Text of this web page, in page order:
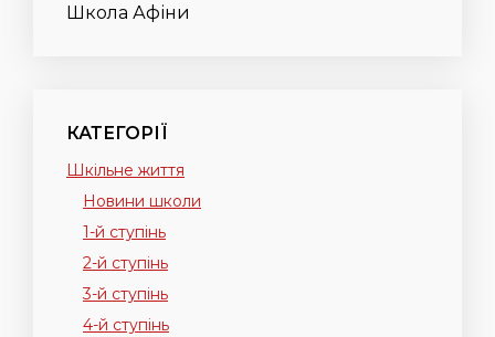
Школа Афіни
КАТЕГОРІЇ
Шкільне життя
Новини школи
1-й ступінь
2-й ступінь
3-й ступінь
4-й ступінь